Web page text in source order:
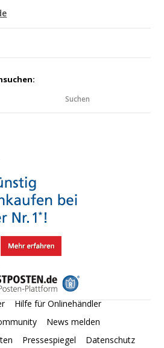
Suchen
Hilfe für Onlinehändler
News melden
Pressespiegel Datenschutz